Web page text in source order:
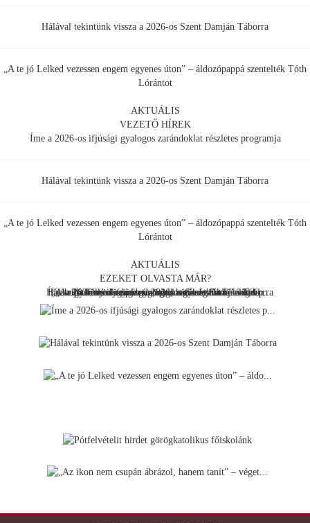
Hálával tekintünk vissza a 2026-os Szent Damján Táborra
„A te jó Lelked vezessen engem egyenes úton” – áldozópappá szentelték Tóth
Lórántot
AKTUÁLIS
VEZETŐ HÍREK
Íme a 2026-os ifjúsági gyalogos zarándoklat részletes programja
Hálával tekintünk vissza a 2026-os Szent Damján Táborra
„A te jó Lelked vezessen engem egyenes úton” – áldozópappá szentelték Tóth
Lórántot
AKTUÁLIS
EZEKET OLVASTA MÁR?
Íme a 2026-os ifjúsági gyalogos zarándoklat részletes p...
Hálával tekintünk vissza a 2026-os Szent Damján Táborra
„A te jó Lelked vezessen engem egyenes úton” – áldo...
"...hogy fényt vigyek oda, ahol sötétség van" – elmél...
Pótfelvételit hirdet görögkatolikus főiskolánk
„Az ikon nem csupán ábrázol, hanem tanít” – véget...